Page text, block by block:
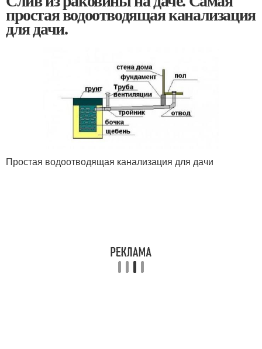
простая водоотводящая канализация
для дачи.
Простая водоотводящая канализация для дачи